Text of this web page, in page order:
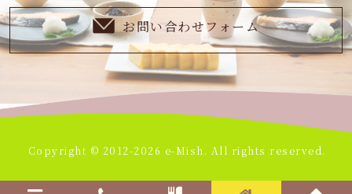
お問い合わせフォーム
Copyright © 2012-2026 e-Mish. All rights reserved.